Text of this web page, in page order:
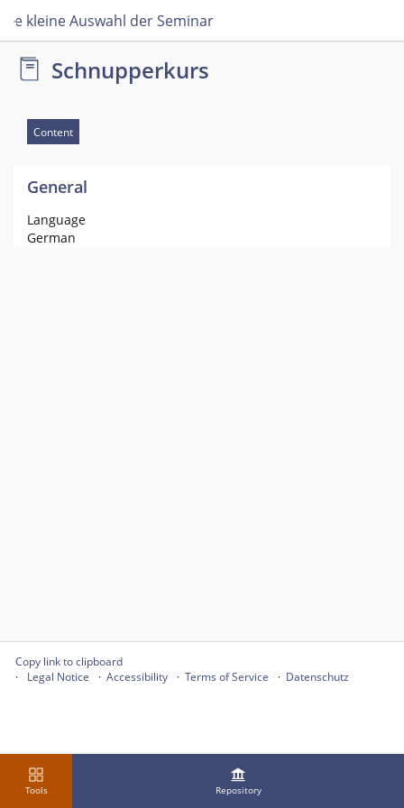
kleine Auswahl der Seminarinhalte
Tools Repository
Schnupperkurs
Content
General
Language
German
Copy link to clipboard
Legal Notice
Accessibility Terms of Service Datenschutz